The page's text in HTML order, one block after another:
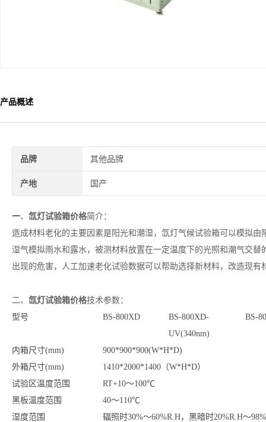
产品概述
品牌 其他品牌
产地 国产
一、 氙灯试验箱价格简介：
造成材料老化的主要因素是阳光和潮湿，氙灯气候试验箱可以模拟
湿气模拟雨水和露水，被测材料放置在一定温度下的光照和潮气交
出现的危害，人工加速老化试验数据可以帮助选择新材料，改造现
二、 氙灯试验箱价格技术参数：
型号
BS-800XD
BS-800XD-
UV(340nm)
BS-
内箱尺寸(mm)
900*900*900(W*H*D)
外箱尺寸(mm)
1410*2000*1400（W*H*D）
试验区温度范围
RT+10～100℃
黑板温度范围
40～110℃
湿度范围
辐照时30%～60%R.H，黑暗时20%R.H～